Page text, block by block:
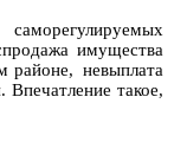
имущества
районе, невыплата
такое,